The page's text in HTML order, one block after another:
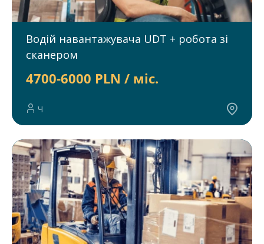
Водій навантажувача UDT + робота зі
сканером
4700-6000 PLN / міс.
Ч